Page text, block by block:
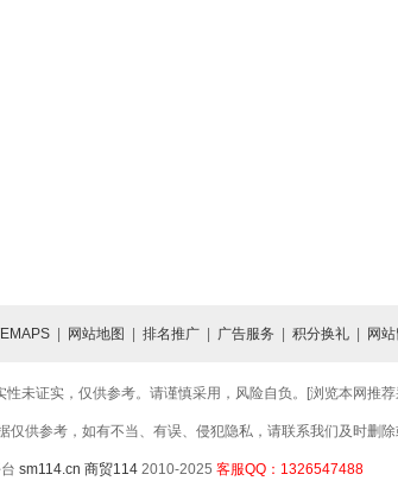
网站地图 排名推广 广告服务 积分换礼 网
未证实，仅供参考。请谨慎采用，风险自负。[浏览本网推
供参考，如有不当、有误、侵犯隐私，请联系我们及时删
sm114.cn 商贸1142010-2025 客服QQ：1326547488